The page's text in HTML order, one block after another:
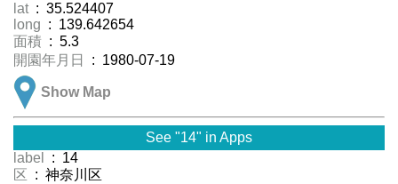
lat : 35.524407
long : 139.642654
面積 : 5.3
開園年月日
: 1980-07-19
Show Map
See "14" in Apps
label
: 14
区 : 神奈川区